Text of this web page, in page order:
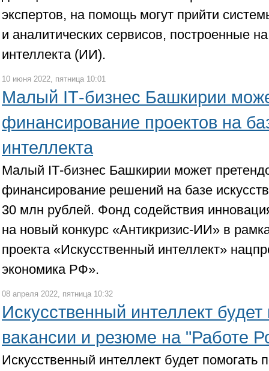
экспертов, на помощь могут прийти
и аналитических сервисов, построенные
интеллекта (ИИ).
10 июня 2022, пятница 10:01
Малый IТ-бизнес Башкирии
финансирование проектов на
интеллекта
Малый IТ-бизнес Башкирии может
финансирование решений на базе
30 млн рублей. Фонд содействия
на новый конкурс «Антикризис-ИИ» в
проекта «Искусственный интеллект»
экономика РФ».
08 апреля 2022, пятница 10:32
Искусственный интеллект будет
вакансии и резюме на "Работе
Искусственный интеллект будет помогать